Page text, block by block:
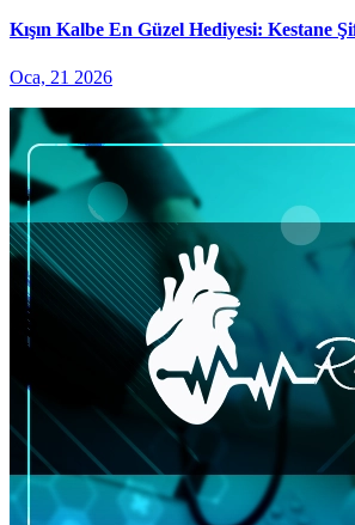
Kışın Kalbe En Güzel Hediyesi: Kestane
Oca, 21 2026